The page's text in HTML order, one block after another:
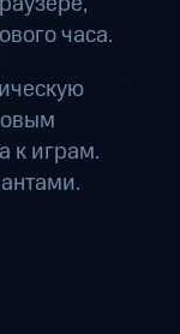
часа.
к играм.